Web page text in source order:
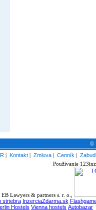
©
| Kontakt | Zmluva | Cenník |
Používanie
Lawyers & partners s. r. o.,
striebra InzerciaZdarma.sk
Hostels Vienna hostels Autobazar